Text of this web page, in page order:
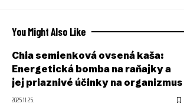
You Might Also Like
Chia semienková ovsená kaša:
Energetická bomba na raňajky a
jej priaznivé účinky na organizmus
2025.11.25.